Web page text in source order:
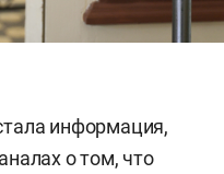
информация,
о том, что